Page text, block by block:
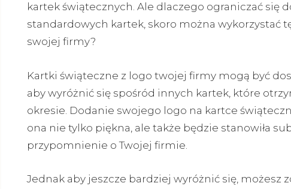
kartek świątecznych. Ale dlaczego ograniczać się
standardowych kartek, skoro można wykorzystać
swojej firmy?
Kartki świąteczne z logo twojej firmy mogą być
aby wyróżnić się spośród innych kartek, które
okresie. Dodanie swojego logo na kartce
ona nie tylko piękna, ale także będzie stanowiła
przypomnienie o Twojej firmie.
Jednak aby jeszcze bardziej wyróżnić się, możesz